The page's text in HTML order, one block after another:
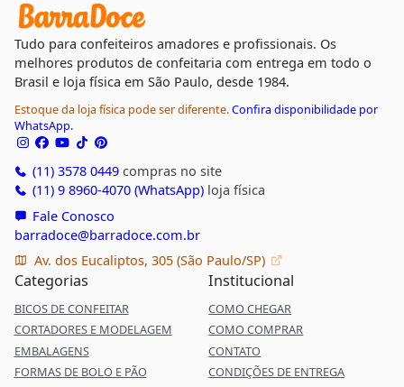
Tudo para confeiteiros amadores e profissionais. Os
melhores produtos de confeitaria com entrega em todo o
Brasil e loja física em São Paulo, desde 1984.
Estoque da loja física pode ser diferente.Confira disponibilidade por
WhatsApp.
(11) 3578 0449compras no site
(11) 9 8960-4070 (WhatsApp)loja física
Fale Conosco
barradoce@barradoce.com.br
Av. dos Eucaliptos, 305 (São Paulo/SP)
Categorias
BICOS DE CONFEITAR
CORTADORES E MODELAGEM
EMBALAGENS
FORMAS DE BOLO E PÃO
Institucional
COMO CHEGAR
COMO COMPRAR
CONTATO
CONDIÇÕES DE ENTREGA